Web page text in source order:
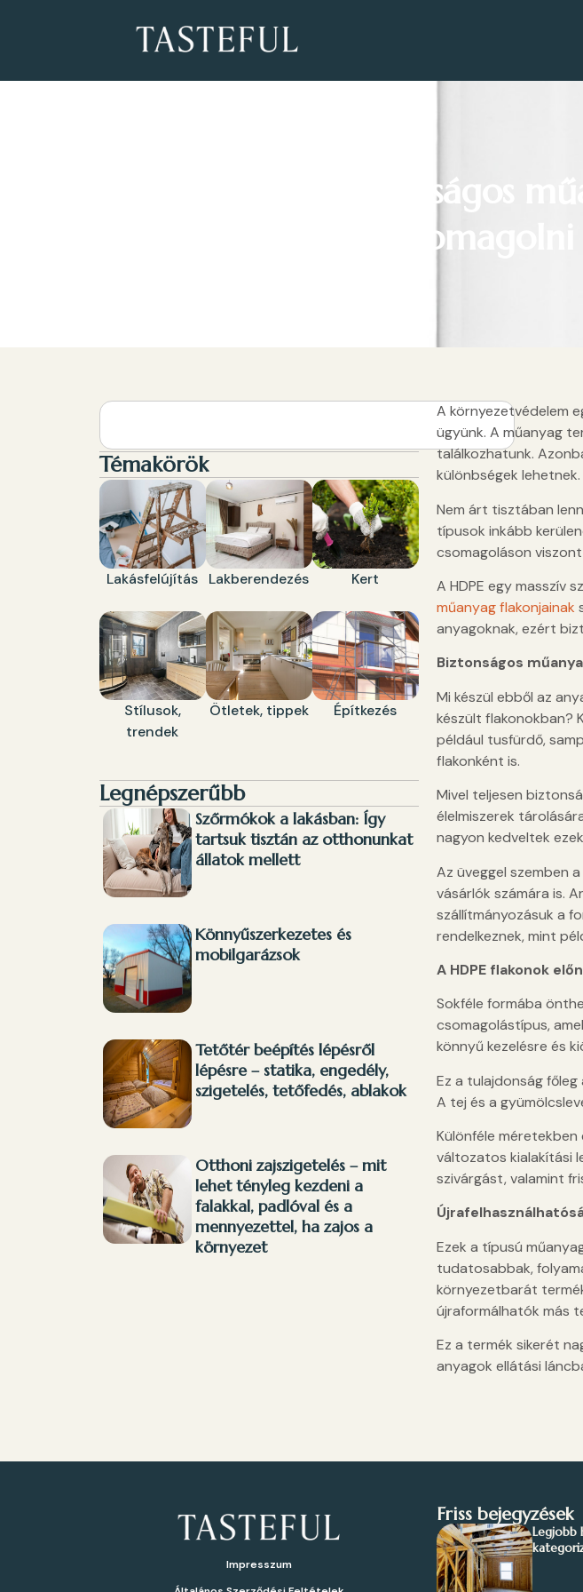
Mutatunk egy biztonságos
élelmiszert is lehet csomagolni
Témakörök
Lakásfelújítás Lakberendezés Kert
Stílusok,
trendek
Ötletek, tippek Építkezés
Legnépszerűbb
Szőrmókok a lakásban: Így
tartsuk tisztán az otthonunkat
állatok mellett
Könnyűszerkezetes és
mobilgarázsok
Tetőtér beépítés lépésről
lépésre – statika, engedély,
szigetelés, tetőfedés, ablakok
Otthoni zajszigetelés – mit
lehet tényleg kezdeni a
falakkal, padlóval és a
mennyezettel, ha zajos a
környezet
A környezetvédelem
ügyünk. A műanyag
találkozhatunk.
különbségek lehetnek.
Nem árt tisztában
típusok inkább
csomagoláson viszont
A HDPE egy masszív
műanyag flakonjainak
anyagoknak, ezért
Biztonságos
Mi készül ebből az
készült flakonokban?
például tusfürdő,
flakonként is.
Mivel teljesen
élelmiszerek
nagyon kedveltek
Az üveggel szemben
vásárlók számára is.
szállítmányozásuk a
rendelkeznek, mint
A HDPE flakonok
Sokféle formába
csomagolástípus,
könnyű kezelésre és
Ez a tulajdonság
A tej és a
Különféle méretekben
változatos kialakítási
szivárgást, valamint
Ezek a típusú
tudatosabbak,
környezetbarát
újraformálhatók más
Ez a termék sikerét
anyagok ellátási
Impresszum
Friss bejegyzések
Legjobb